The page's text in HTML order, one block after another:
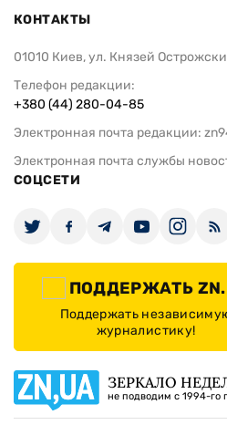
КОНТАКТЫ
01010 Киев, ул. Князей
Телефон редакции:
+380 (44) 280-04-85
Электронная почта редакции:
Электронная почта службы
СОЦСЕТИ
ПОДДЕРЖАТЬ
Поддержать
журналистику!
ЗЕРКАЛО
не подводим с 1994-го